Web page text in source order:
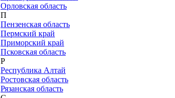
Орловская область
П
Пензенская область
Пермский край
Приморский край
Псковская область
Р
Республика Алтай
Ростовская область
Рязанская область